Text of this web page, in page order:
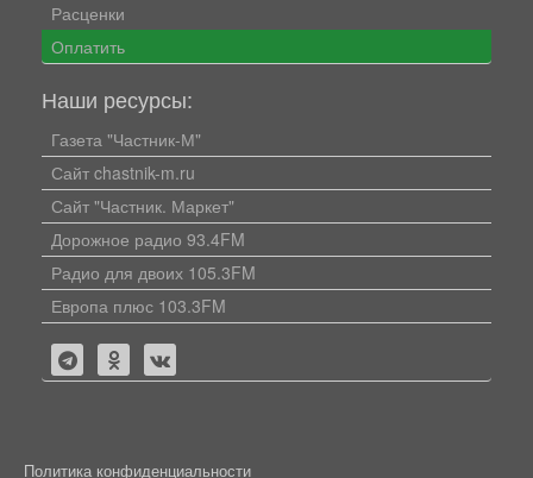
Расценки
Оплатить
Наши ресурсы:
Газета "Частник-М"
Сайт chastnik-m.ru
Сайт "Частник. Маркет"
Дорожное радио 93.4FM
Радио для двоих 105.3FM
Европа плюс 103.3FM
Политика конфиденциальности